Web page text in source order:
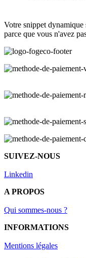
Votre snippet dynamique
parce que vous n'avez
SUIVEZ-NOUS
Linkedin
A PROPOS
Qui sommes-nous ?
INFORMATIONS
Mentions légales